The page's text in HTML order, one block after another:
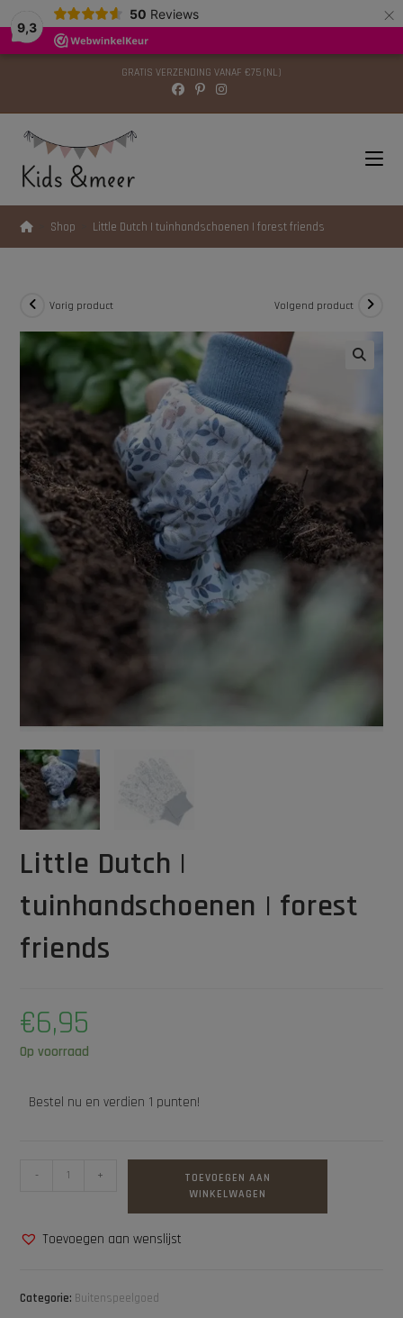
9,3
50 Reviews ×
GRATIS VERZENDING VANAF €75 (NL)
Shop Little Dutch | tuinhandschoenen | forest friends
Vorig product Volgend product
Little Dutch |
tuinhandschoenen | forest
friends
€6,95
Op voorraad
Bestel nu en verdien 1 punten!
- +
TOEVOEGEN AAN
WINKELWAGEN
Toevoegen aan wenslijst
Categorie: Buitenspeelgoed